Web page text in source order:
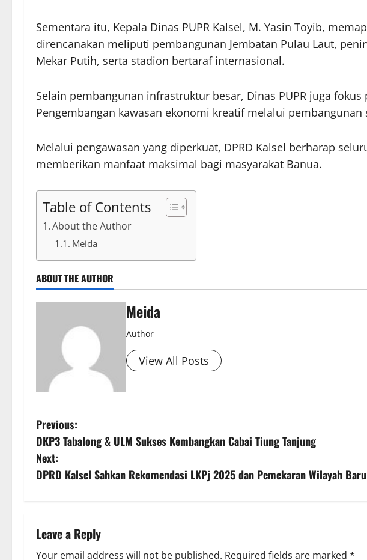
Sementara itu, Kepala Dinas PUPR Kalsel, M. Yasin Toyib,
direncanakan meliputi pembangunan Jembatan Pulau Laut,
Mekar Putih, serta stadion bertaraf internasional.
Selain pembangunan infrastruktur besar, Dinas PUPR juga
Pengembangan kawasan ekonomi kreatif melalui
Melalui pengawasan yang diperkuat, DPRD Kalsel berharap
memberikan manfaat maksimal bagi masyarakat Banua.
Table of Contents
About the Author
Meida
ABOUT THE AUTHOR
Meida
Author
View All Posts
P
o
s
n
a
Previous:
DKP3 Tabalong & ULM Sukses Kembangkan Cabai Tiung Tanjung
Next:
DPRD Kalsel Sahkan Rekomendasi LKPj 2025 dan Pemekaran Wilayah Baru
Leave a Reply
Your email address will not be published. Required fields are marked *